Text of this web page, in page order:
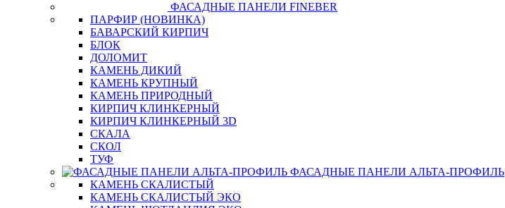
ФАСАДНЫЕ ПАНЕЛИ FINEBER
ПАРФИР (НОВИНКА)
БАВАРСКИЙ КИРПИЧ
БЛОК
ДОЛОМИТ
КАМЕНЬ ДИКИЙ
КАМЕНЬ КРУПНЫЙ
КАМЕНЬ ПРИРОДНЫЙ
КИРПИЧ КЛИНКЕРНЫЙ
КИРПИЧ КЛИНКЕРНЫЙ 3D
СКАЛА
СКОЛ
ТУФ
ФАСАДНЫЕ ПАНЕЛИ АЛЬТА-ПРОФИЛЬ
КАМЕНЬ СКАЛИСТЫЙ
КАМЕНЬ СКАЛИСТЫЙ ЭКО